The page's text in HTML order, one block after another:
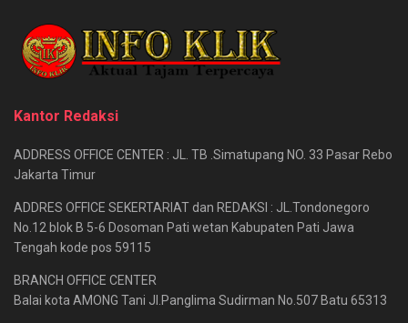
Kantor Redaksi
ADDRESS OFFICE CENTER : JL. TB .Simatupang NO. 33 Pasar Rebo
Jakarta Timur
ADDRES OFFICE SEKERTARIAT dan REDAKSI : JL.Tondonegoro
No.12 blok B 5-6 Dosoman Pati wetan Kabupaten Pati Jawa
Tengah kode pos 59115
BRANCH OFFICE CENTER
Balai kota AMONG Tani Jl.Panglima Sudirman No.507 Batu 65313